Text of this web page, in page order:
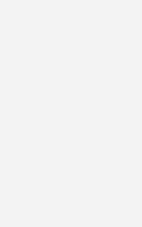
Aerial
und
Versuche mit bis
besonders
ihre
der
Rolle. So
in ihrem